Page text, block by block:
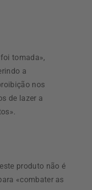
tomada»,
a
nos
de lazer a
produto não é
«combater as